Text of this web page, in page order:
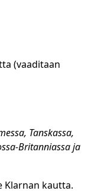
(vaaditaan
Tanskassa,
Britanniassa ja
Klarnan kautta.